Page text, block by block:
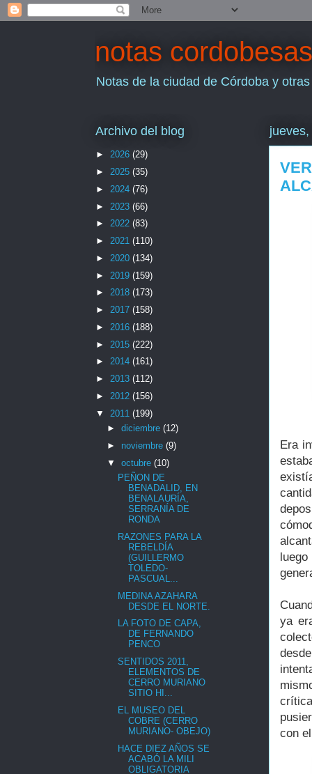
notas cordobesas
Notas de la ciudad de Córdoba y
Era
ya
con
Archivo del blog
► 2026 (29)
► 2025 (35)
► 2024 (76)
► 2023 (66)
► 2022 (83)
► 2021 (110)
► 2020 (134)
► 2019 (159)
► 2018 (173)
► 2017 (158)
► 2016 (188)
► 2015 (222)
► 2014 (161)
► 2013 (112)
► 2012 (156)
▼ 2011 (199)
► diciembre (12)
► noviembre (9)
▼ octubre (10)
PEÑON DE
BENADALID, EN
BENALAURÍA,
SERRANÍA DE
RONDA
RAZONES PARA LA
REBELDÍA
(GUILLERMO
TOLEDO-
PASCUAL...
MEDINA AZAHARA
DESDE EL NORTE.
LA FOTO DE CAPA,
DE FERNANDO
PENCO
SENTIDOS 2011,
ELEMENTOS DE
CERRO MURIANO
SITIO HI...
EL MUSEO DEL
COBRE (CERRO
MURIANO- OBEJO)
HACE DIEZ AÑOS SE
ACABÓ LA MILI
OBLIGATORIA